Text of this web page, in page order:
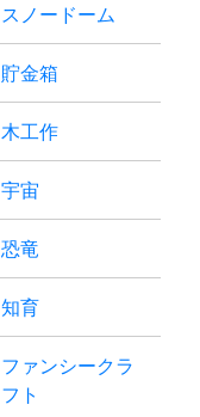
スノードーム
貯金箱
木工作
宇宙
恐竜
知育
ファンシークラ
フト